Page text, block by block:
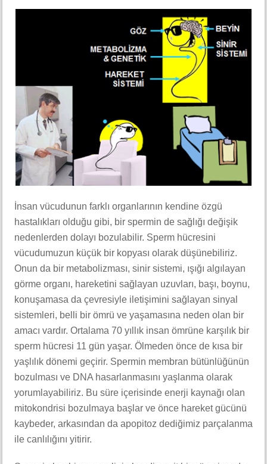
İnsan vücudunun farklı organlarının kendine özgü
hastalıkları olduğu gibi, bir spermin de sağlığı değişik
nedenlerden dolayı bozulabilir. Sperm hücresini
vücudumuzun küçük bir kopyası olarak düşünebiliriz.
Onun da bir metabolizması, sinir sistemi, ışığı algılayan
görme organı, hareketini sağlayan uzuvları, başı, boynu,
konuşamasa da çevresiyle iletişimini sağlayan sinyal
sistemleri, belli bir ömrü ve yaşamasına neden olan bir
amacı vardır. Ortalama 70 yıllık insan ömrüne karşılık bir
sperm hücresi 11 gün yaşar. Ölmeden önce de kısa bir
yaşlılık dönemi geçirir. Spermin membran bütünlüğünün
bozulması ve DNA hasarlanmasını yaşlanma olarak
yorumlayabiliriz. Bu süre içerisinde enerji kaynağı olan
mitokondrisi bozulmaya başlar ve önce hareket gücünü
kaybeder, arkasından da apopitoz dediğimiz parçalanma
ile canlılığını yitirir.